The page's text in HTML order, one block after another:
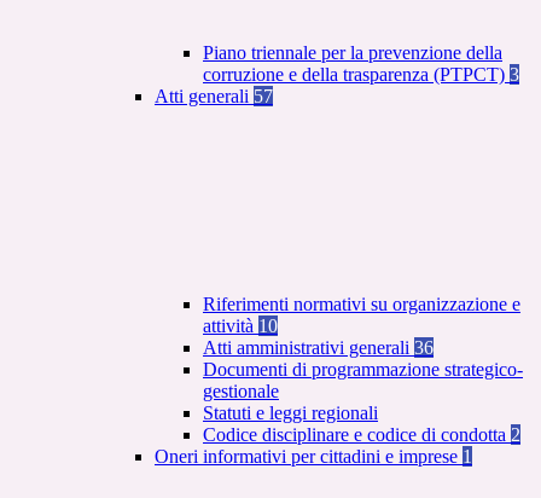
Piano triennale per la prevenzione della
corruzione e della trasparenza (PTPCT) 3
Atti generali 57
Riferimenti normativi su organizzazione e
attività 10
Atti amministrativi generali 36
Documenti di programmazione strategico-
gestionale
Statuti e leggi regionali
Codice disciplinare e codice di condotta 2
Oneri informativi per cittadini e imprese 1